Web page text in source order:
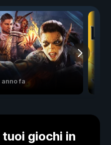
anno fa
giochi in